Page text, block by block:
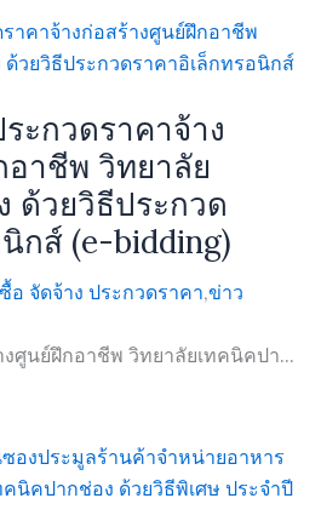
ะกวดราคาจ้าง
าชีพ วิทยาลัย
ด้วยวิธีประกวด
กส์ (e-bidding)
อ จัดจ้าง ประกวดราคา,ข่าว
งศูนย์ฝึกอาชีพ วิทยาลัยเทคนิคปา...